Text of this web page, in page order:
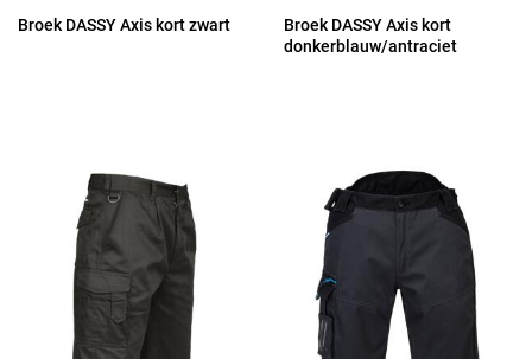
Broek DASSY Axis kort zwart
Broek DASSY Axis kort
donkerblauw/antraciet